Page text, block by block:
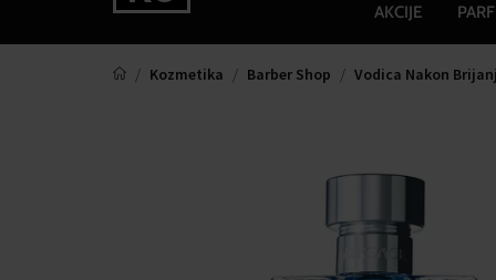
AKCIJE
Kozmetika Barber Shop Vodica Nakon